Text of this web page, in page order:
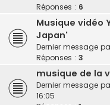
Réponses : 6
Musique vidéo
Japan'
Dernier message
Réponses : 3
musique de la
Dernier message
16:05